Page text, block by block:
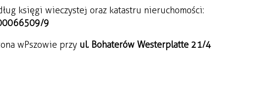
księgi wieczystej oraz katastru nieruchomości:
9
w Pszowie przy ul. Bohaterów Westerplatte 21/4